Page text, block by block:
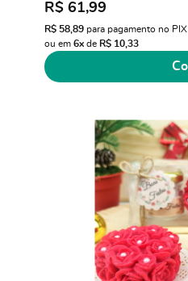
R$ 61,99
R$ 58,89 para pagamento no PIX
ou em 6x de R$ 10,33